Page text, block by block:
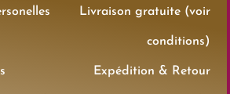
Livraison gratuite (voir
conditions)
Expédition & Retour